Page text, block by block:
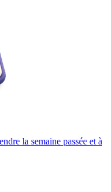
la semaine passée et à